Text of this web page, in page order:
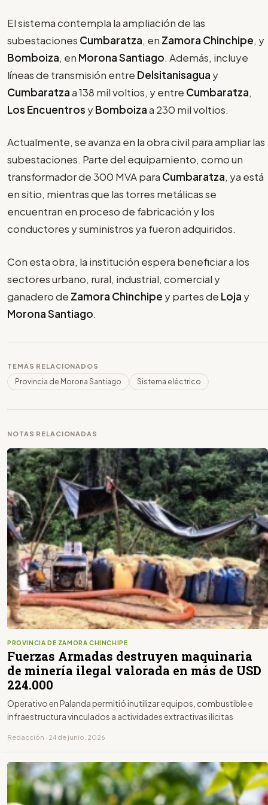
El sistema contempla la ampliación de las
subestaciones Cumbaratza, en Zamora Chinchipe, y
Bomboiza, en Morona Santiago. Además, incluye
líneas de transmisión entre Delsitanisagua y
Cumbaratzaa 138 mil voltios, y entre Cumbaratza,
Los Encuentros yBomboizaa 230 mil voltios.
Actualmente, se avanza en la obra civil para ampliar las
subestaciones. Parte del equipamiento, como un
transformador de 300 MVA para Cumbaratza, ya está
en sitio, mientras que las torres metálicas se
encuentran en proceso de fabricación y los
conductores y suministros ya fueron adquiridos.
Con esta obra, la institución espera beneficiar a los
sectores urbano, rural, industrial, comercial y
ganadero de Zamora Chinchipe y partes de Loja y
Morona Santiago.
TEMAS RELACIONADOS
Provincia de Morona Santiago Sistema eléctrico
NOTAS RELACIONADAS
PROVINCIA DE ZAMORA CHINCHIPE
Fuerzas Armadas destruyen maquinaria
de minería ilegal valorada en más de USD
224.000
Operativo en Palanda permitió inutilizar equipos, combustible e
infraestructura vinculados a actividades extractivas ilícitas
Redacción · 24 de junio, 2026